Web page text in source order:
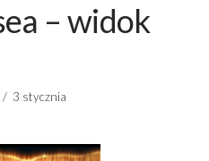
– widok
3 stycznia